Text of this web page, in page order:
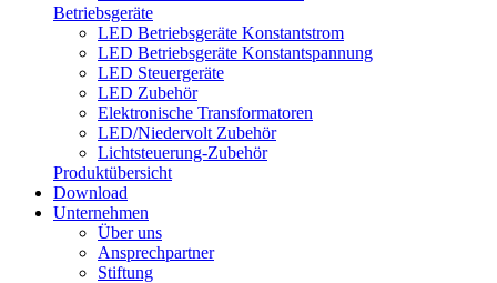
Betriebsgeräte
LED Betriebsgeräte Konstantstrom
LED Betriebsgeräte Konstantspannung
LED Steuergeräte
LED Zubehör
Elektronische Transformatoren
LED/Niedervolt Zubehör
Lichtsteuerung-Zubehör
Produktübersicht
Download
Unternehmen
Über uns
Ansprechpartner
Stiftung